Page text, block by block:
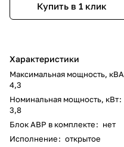
Купить в 1 клик
Характеристики
Максимальная мощность, кВА
4,3
Номинальная мощность, кВт:
3,8
Блок АВР в комплекте: нет
Исполнение: открытое